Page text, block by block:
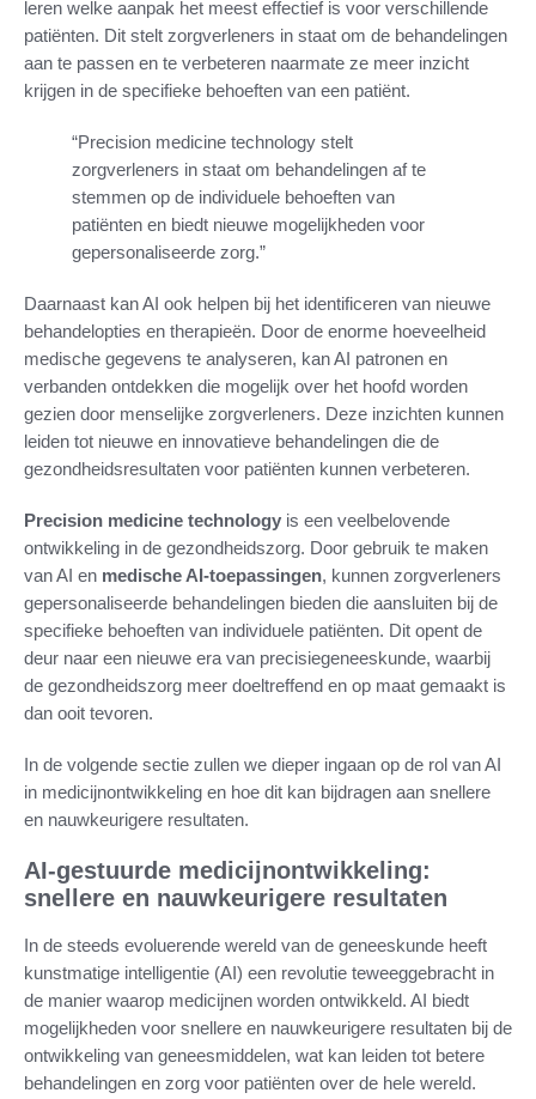
leren welke aanpak het meest effectief is voor verschillende
patiënten. Dit stelt zorgverleners in staat om de behandelingen
aan te passen en te verbeteren naarmate ze meer inzicht
krijgen in de specifieke behoeften van een patiënt.
“Precision medicine technology stelt
zorgverleners in staat om behandelingen af te
stemmen op de individuele behoeften van
patiënten en biedt nieuwe mogelijkheden voor
gepersonaliseerde zorg.”
Daarnaast kan AI ook helpen bij het identificeren van nieuwe
behandelopties en therapieën. Door de enorme hoeveelheid
medische gegevens te analyseren, kan AI patronen en
verbanden ontdekken die mogelijk over het hoofd worden
gezien door menselijke zorgverleners. Deze inzichten kunnen
leiden tot nieuwe en innovatieve behandelingen die de
gezondheidsresultaten voor patiënten kunnen verbeteren.
Precision medicine technology is een veelbelovende
ontwikkeling in de gezondheidszorg. Door gebruik te maken
van AI en medische AI-toepassingen, kunnen zorgverleners
gepersonaliseerde behandelingen bieden die aansluiten bij de
specifieke behoeften van individuele patiënten. Dit opent de
deur naar een nieuwe era van precisiegeneeskunde, waarbij
de gezondheidszorg meer doeltreffend en op maat gemaakt is
dan ooit tevoren.
In de volgende sectie zullen we dieper ingaan op de rol van AI
in medicijnontwikkeling en hoe dit kan bijdragen aan snellere
en nauwkeurigere resultaten.
AI-gestuurde medicijnontwikkeling:
snellere en nauwkeurigere resultaten
In de steeds evoluerende wereld van de geneeskunde heeft
kunstmatige intelligentie (AI) een revolutie teweeggebracht in
de manier waarop medicijnen worden ontwikkeld. AI biedt
mogelijkheden voor snellere en nauwkeurigere resultaten bij de
ontwikkeling van geneesmiddelen, wat kan leiden tot betere
behandelingen en zorg voor patiënten over de hele wereld.